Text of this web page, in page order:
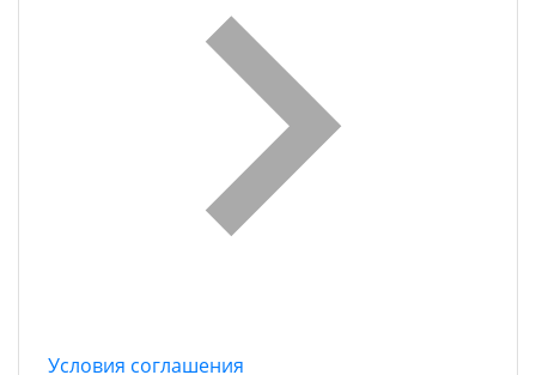
Условия соглашения